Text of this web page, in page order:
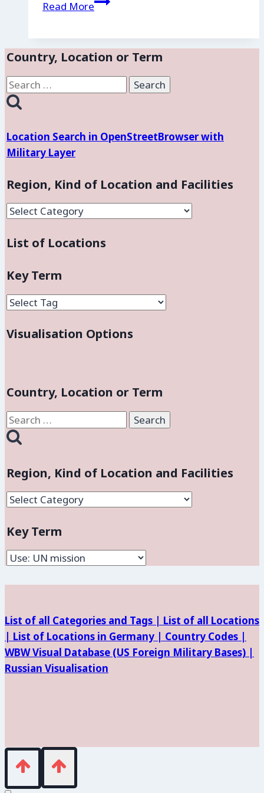
Read More
Camp
Castor
Country, Location or Term
Search
for:
Location Search in OpenStreetBrowser with
Military Layer
Region, Kind of Location and Facilities
Region,
of
and
List of Locations
Key Term
Visualisation Options
Country, Location or Term
Search
for:
Region, Kind of Location and Facilities
Region,
of
Location
and
Key Term
List of all Categories and Tags | List of all Locations
| List of Locations in Germany | Country Codes |
WBW Visual Database (US Foreign Military Bases) |
Russian Visualisation